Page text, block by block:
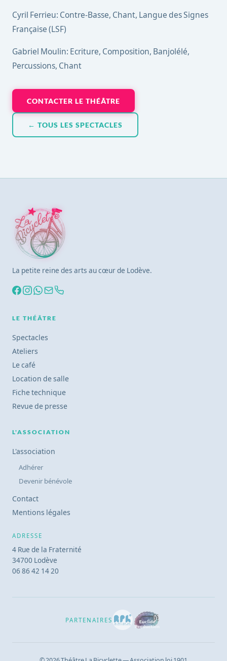
Cyril Ferrieu: Contre-Basse, Chant, Langue des Signes
Française (LSF)
Gabriel Moulin: Ecriture, Composition, Banjolélé,
Percussions, Chant
CONTACTER LE THÉÂTRE
← TOUS LES SPECTACLES
La petite reine des arts au cœur de Lodève.
LE THÉÂTRE
Spectacles
Ateliers
Le café
Location de salle
Fiche technique
Revue de presse
L'ASSOCIATION
L'association
Adhérer
Devenir bénévole
Contact
Mentions légales
ADRESSE
4 Rue de la Fraternité
34700 Lodève
06 86 42 14 20
PARTENAIRES